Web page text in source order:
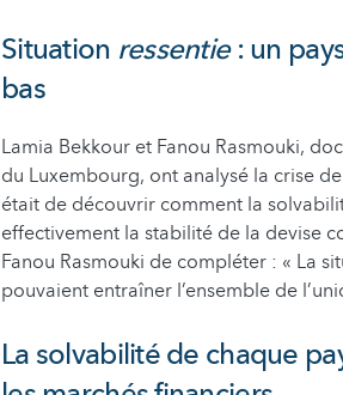
Situation ressentie: un
bas
Lamia Bekkour et Fanou Rasmouki,
du Luxembourg, ont analysé la crise
était de découvrir comment la
effectivement la stabilité de la devise
Fanou Rasmouki de compléter : « La
pouvaient entraîner l’ensemble de
La solvabilité de chaque